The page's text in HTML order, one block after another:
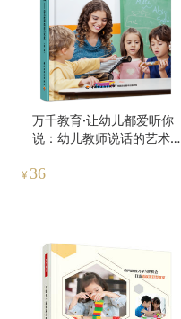
万千教育·让幼儿都爱听你
说：幼儿教师说话的艺术
¥ 36